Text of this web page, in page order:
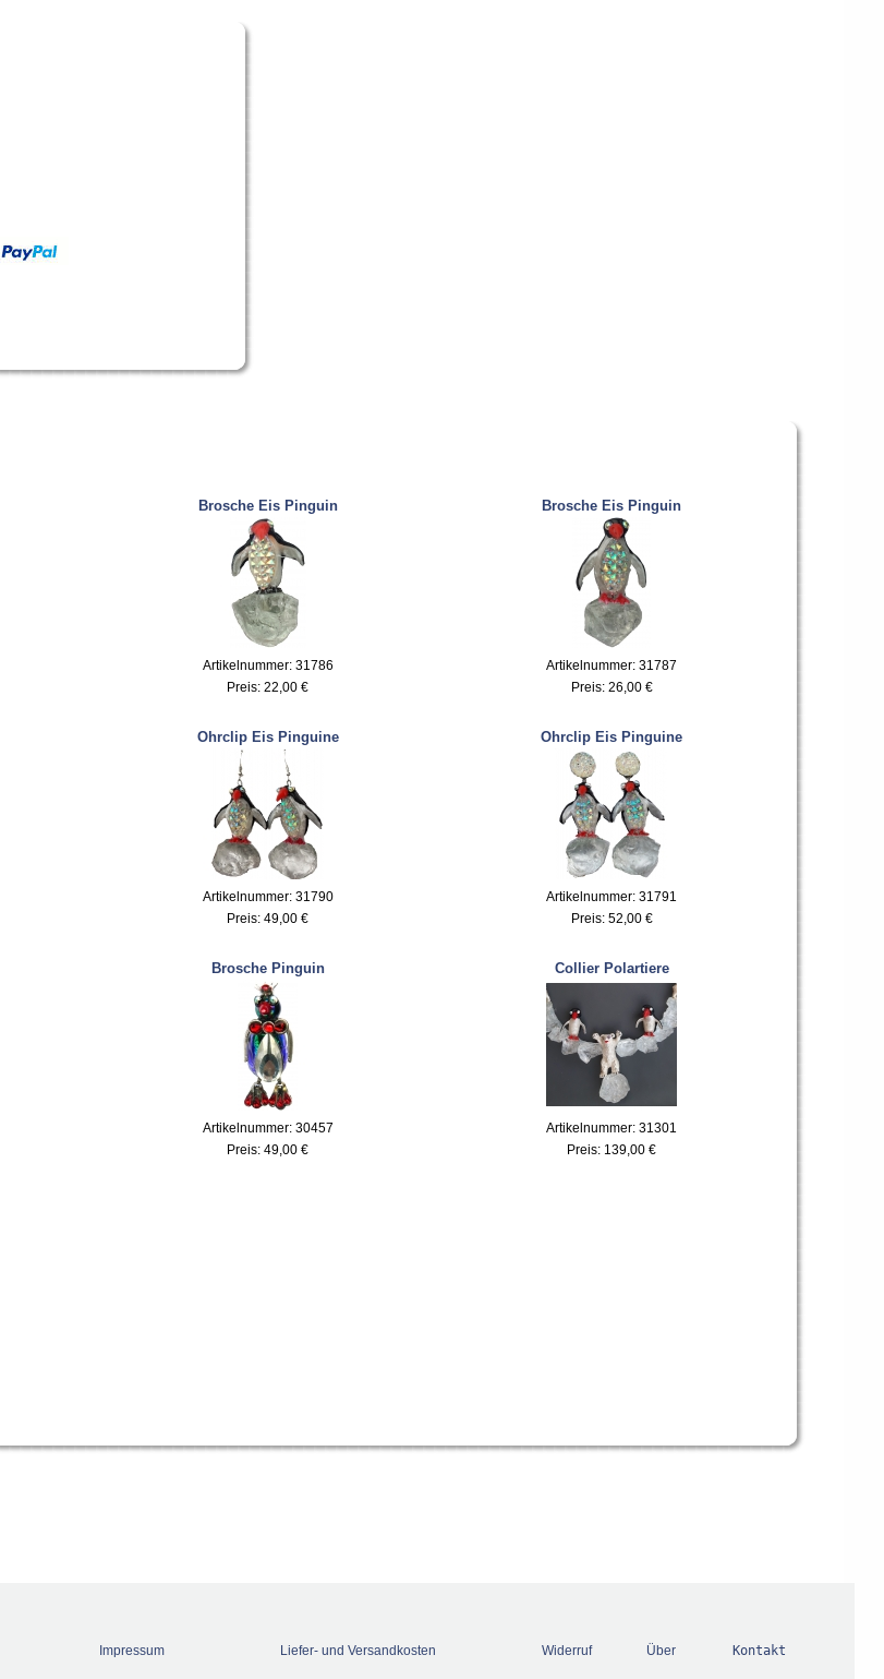
Brosche Eis Pinguin
Artikelnummer: 31786
Preis: 22,00 €
Brosche Eis Pinguin
Artikelnummer: 31787
Preis: 26,00 €
Ohrclip Eis Pinguine
Artikelnummer: 31790
Preis: 49,00 €
Ohrclip Eis Pinguine
Artikelnummer: 31791
Preis: 52,00 €
Brosche Pinguin
Artikelnummer: 30457
Preis: 49,00 €
Collier Polartiere
Artikelnummer: 31301
Preis: 139,00 €
Impressum Liefer- und Versandkosten Widerruf Über Kontakt